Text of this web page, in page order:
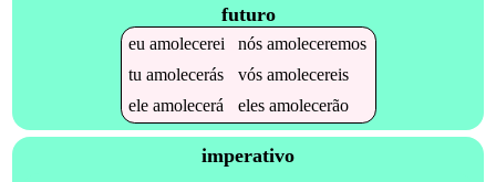
futuro
euamolecerei nósamoleceremos
tuamolecerás vósamolecereis
eleamolecerá elesamolecerão
imperativo